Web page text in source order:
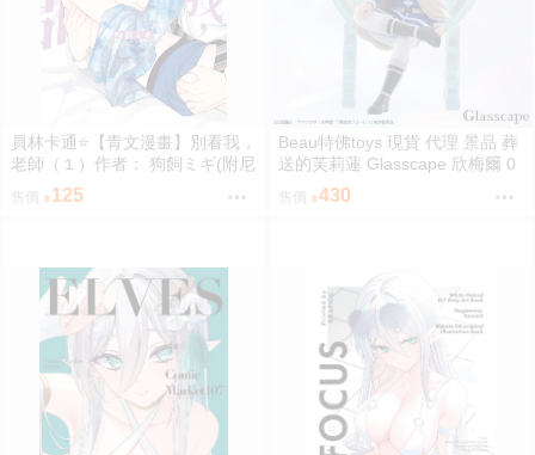
員林卡通⭐️【青文漫畫】別看我，
老師（１）作者： 狗飼ミギ(附尼
采書套)125
Beau特佛toys 現貨 代理 景品 葬
送的芙莉蓮 Glasscape 欣梅爾 0
430